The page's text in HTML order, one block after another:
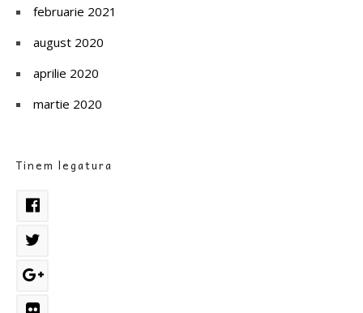
februarie 2021
august 2020
aprilie 2020
martie 2020
Tinem legatura